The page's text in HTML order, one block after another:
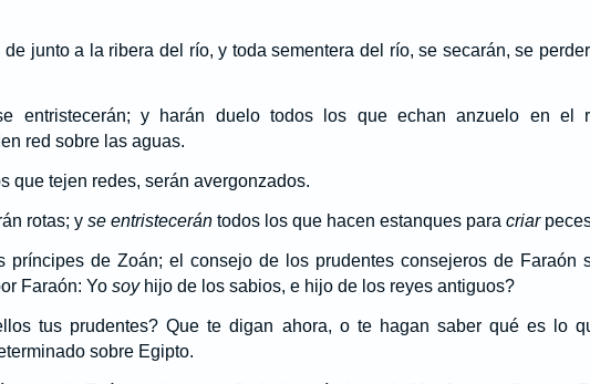
junto a la ribera del río, y toda sementera del río, se secarán, se
entristecerán; y harán duelo todos los que echan anzuelo en el
red sobre las aguas.
que tejen redes, serán avergonzados.
rotas; y se entristecerántodos los que hacen estanques para criar
príncipes de Zoán; el consejo de los prudentes consejeros de Faraón
Faraón: Yo soyhijo de los sabios, e hijo de los reyes antiguos?
tus prudentes? Que te digan ahora, o te hagan saber qué es lo
sobre Egipto.